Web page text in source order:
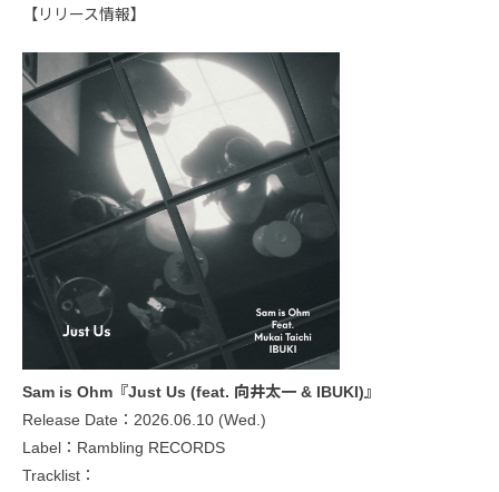
【リリース情報】
Sam is Ohm『Just Us (feat. 向井太一 & IBUKI)』
Release Date：2026.06.10 (Wed.)
Label：Rambling RECORDS
Tracklist：